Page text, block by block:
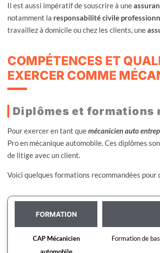
Il est aussi impératif de souscrire à une
notamment la responsabilité civile
travaillez à domicile ou chez les clients, une
COMPÉTENCES ET
EXERCER COMME
Diplômes et formations
Pour exercer en tant quemécanicien auto
Pro en mécanique automobile. Ces diplômes
de litige avec un client.
Voici quelques formations recommandées pour
FORMATION
CAP Mécanicien
Formation de